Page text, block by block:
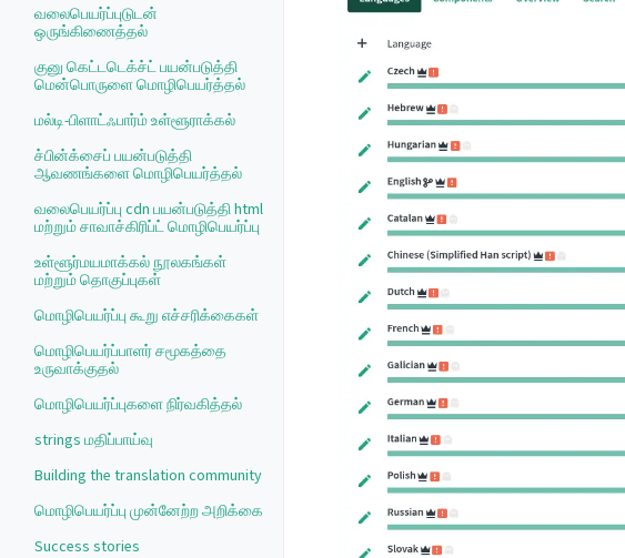
வலைபெயர்ப்புடுடன்
ஒருங்கிணைத்தல்
குனு கெட்டடெக்ச்ட் பயன்படுத்தி
மென்பொருளை மொழிபெயர்த்தல்
மல்டி-பிளாட்ஃபார்ம் உள்ளூராக்கல்
ச்பின்க்சைப் பயன்படுத்தி
ஆவணங்களை மொழிபெயர்த்தல்
வலைபெயர்ப்பு cdn பயன்படுத்தி html
மற்றும் சாவாச்கிரிப்ட் மொழிபெயர்ப்பு
உள்ளூர்மயமாக்கல் நூலகங்கள்
மற்றும் தொகுப்புகள்
மொழிபெயர்ப்பு கூறு எச்சரிக்கைகள்
மொழிபெயர்ப்பாளர் சமூகத்தை
உருவாக்குதல்
மொழிபெயர்ப்புகளை நிர்வகித்தல்
strings மதிப்பாய்வு
Building the translation community
மொழிபெயர்ப்பு முன்னேற்ற அறிக்கை
Success stories